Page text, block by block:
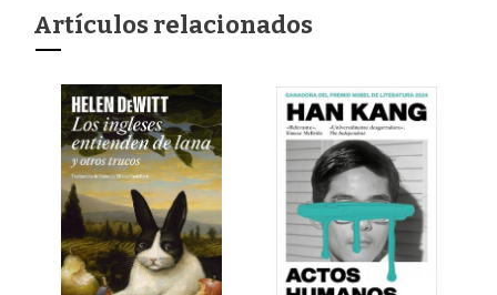
Artículos relacionados